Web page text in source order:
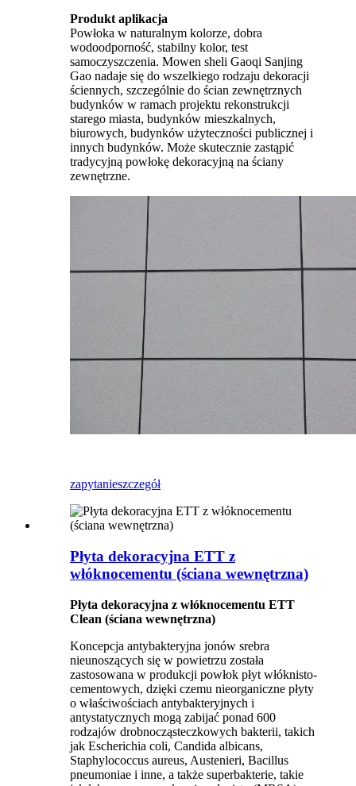
Produkt aplikacja
Powłoka w naturalnym kolorze, dobra
wodoodporność, stabilny kolor, test
samoczyszczenia. Mowen sheli Gaoqi Sanjing
Gao nadaje się do wszelkiego rodzaju dekoracji
ściennych, szczególnie do ścian zewnętrznych
budynków w ramach projektu rekonstrukcji
starego miasta, budynków mieszkalnych,
biurowych, budynków użyteczności publicznej i
innych budynków. Może skutecznie zastąpić
tradycyjną powłokę dekoracyjną na ściany
zewnętrzne.
zapytanieszczegół
Płyta dekoracyjna ETT z
włóknocementu (ściana wewnętrzna)
Płyta dekoracyjna z włóknocementu ETT
Clean (ściana wewnętrzna)
Koncepcja antybakteryjna jonów srebra
nieunoszących się w powietrzu została
zastosowana w produkcji powłok płyt włóknisto-
cementowych, dzięki czemu nieorganiczne płyty
o właściwościach antybakteryjnych i
antystatycznych mogą zabijać ponad 600
rodzajów drobnocząsteczkowych bakterii, takich
jak Escherichia coli, Candida albicans,
Staphylococcus aureus, Austenieri, Bacillus
pneumoniae i inne, a także superbakterie, takie